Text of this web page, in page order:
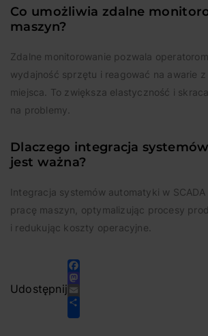
Co umożliwia zdalne
maszyn?
Zdalne monitorowanie pozwala
wydajność sprzętu i reagować na awarie
miejsca. To zwiększa elastyczność i
na problemy.
Dlaczego integracja
jest ważna?
Integracja systemów automatyki w
pracę maszyn, optymalizując procesy
i redukując koszty operacyjne.
Udostępnij
Facebook
Mastodon
Email
Share